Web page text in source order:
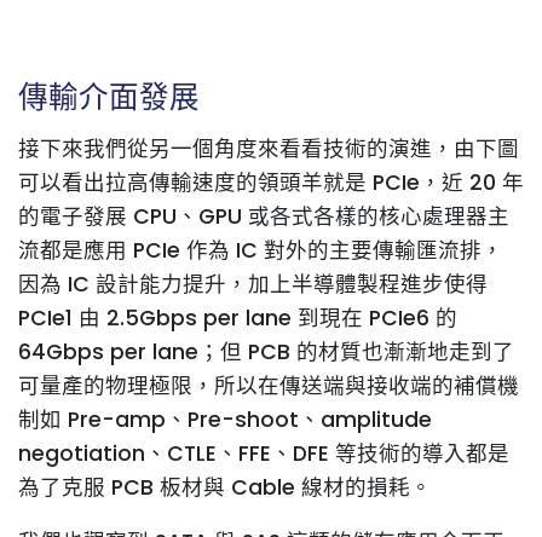
傳輸介面發展
接下來我們從另一個角度來看看技術的演進，由下圖
可以看出拉高傳輸速度的領頭羊就是 PCIe，近 20 年
的電子發展 CPU、GPU 或各式各樣的核心處理器主
流都是應用 PCIe 作為 IC 對外的主要傳輸匯流排，
因為 IC 設計能力提升，加上半導體製程進步使得
PCIe1 由 2.5Gbps per lane 到現在 PCIe6 的
64Gbps per lane；但 PCB 的材質也漸漸地走到了
可量產的物理極限，所以在傳送端與接收端的補償機
制如 Pre-amp、Pre-shoot、amplitude
negotiation、CTLE、FFE、DFE 等技術的導入都是
為了克服 PCB 板材與 Cable 線材的損耗。